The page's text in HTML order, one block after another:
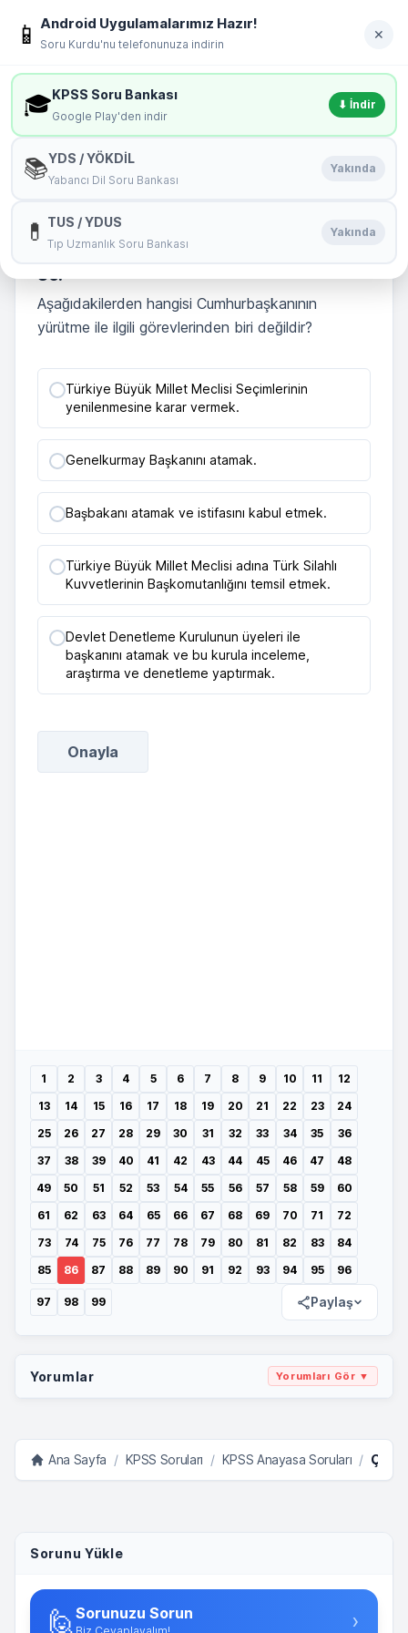
📱 Android Uygulamalarımız Hazır!
Soru Kurdu'nu telefonunuza indirin
✕
🎓KPSS Soru Bankası
Google Play'den indir
⬇ İndir
📚YDS / YÖKDİL
Yabancı Dil Soru Bankası
Yakında
💊 TUS / YDUS
Tıp Uzmanlık Soru Bankası
Yakında
sorukurdu
MENÜ
Sorunu Yükle
🙋 Sorunuzu Sorun ›
Çıkması Muhtemel Sorular 86. Soru
86.
Aşağıdakilerden hangisi Cumhurbaşkanının
yürütme ile ilgili görevlerinden biri değildir?
Türkiye Büyük Millet Meclisi Seçimlerinin
yenilenmesine karar vermek.
Genelkurmay Başkanını atamak.
Başbakanı atamak ve istifasını kabul etmek.
Türkiye Büyük Millet Meclisi adına Türk Silahlı
Kuvvetlerinin Başkomutanlığını temsil etmek.
Devlet Denetleme Kurulunun üyeleri ile
başkanını atamak ve bu kurula inceleme,
araştırma ve denetleme yaptırmak.
Onayla
1 2 3 4 5 6 7 8 9 10 11
12
13
14 15 16 17 18 19 20 21 22 23
24
25
26 27 28 29 30 31 32 33 34 35
36
37
38 39 40 41 42 43 44 45 46 47
48
49
50 51 52 53 54 55 56 57 58 59
60
61
62 63 64 65 66 67 68 69 70 71
72
73
74 75 76 77 78 79 80 81 82 83
84
85
86 87 88 89 90 91 92 93 94 95 96
97 98 99 Paylaş
Yorumlar Yorumları Gör ▼
Ana Sayfa / KPSS Soruları / KPSS Anayasa Soruları /